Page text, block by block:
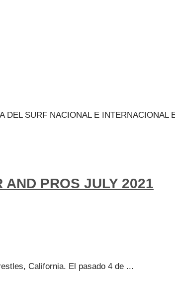
SURF NACIONAL E INTERNACIONAL
AND PROS JULY 2021
California. El pasado 4 de ...